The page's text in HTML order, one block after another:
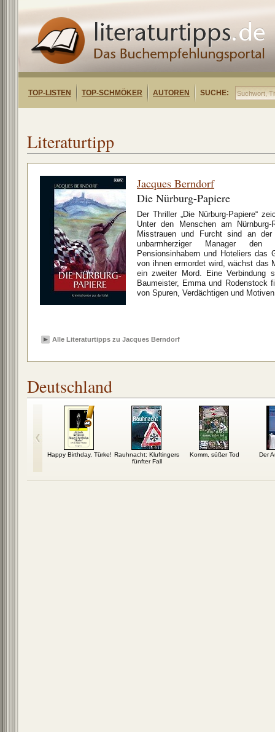
TOP-LISTEN TOP-SCHMÖKER AUTOREN SUCHE:
Literaturtipp
Jacques Berndorf
Die Nürburg-Papiere
Der Thriller „Die Nürburg-Papiere“
Unter den Menschen am
Misstrauen und Furcht sind an
unbarmherziger Manager den
Pensionsinhabern und Hoteliers
von ihnen ermordet wird, wächst das
ein zweiter Mord. Eine Verbindung
Baumeister, Emma und Rodenstock
von Spuren, Verdächtigen und
Alle Literaturtipps zu Jacques Berndorf
Deutschland
Happy Birthday, Türke! Rauhnacht: Kluftingers
fünfter Fall
Komm, süßer Tod Der